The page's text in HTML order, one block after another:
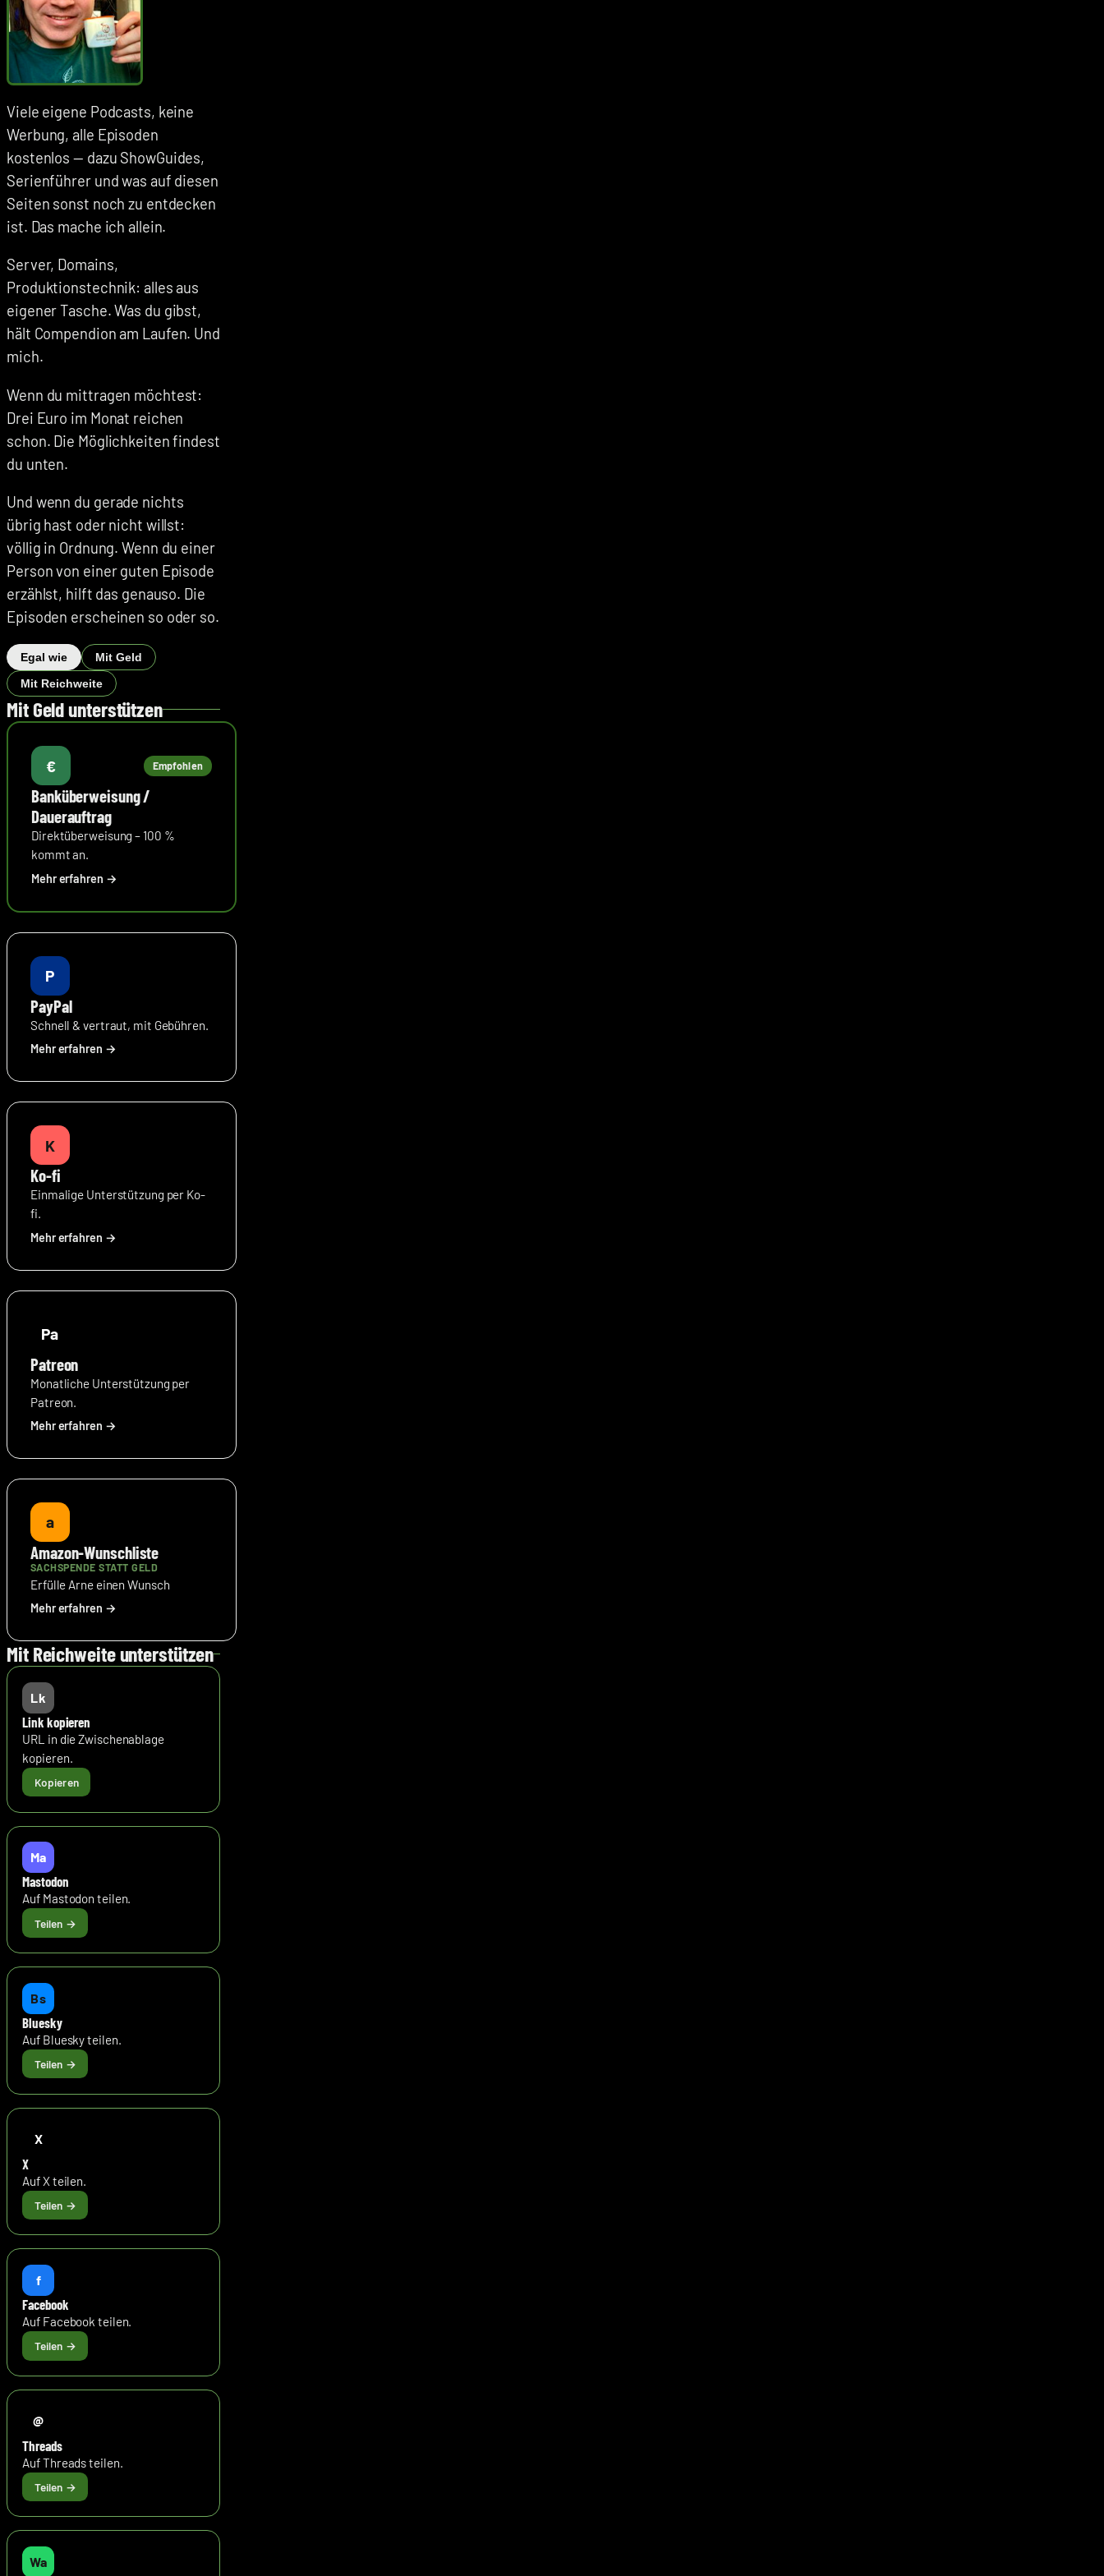
Viele eigene Podcasts, keine
Werbung, alle Episoden
kostenlos — dazu ShowGuides,
Serienführer und was auf diesen
Seiten sonst noch zu entdecken
ist. Das mache ich allein.
Server, Domains,
Produktionstechnik: alles aus
eigener Tasche. Was du gibst,
hält Compendion am Laufen. Und
mich.
Wenn du mittragen möchtest:
Drei Euro im Monat reichen
schon. Die Möglichkeiten findest
du unten.
Und wenn du gerade nichts
übrig hast oder nicht willst:
völlig in Ordnung. Wenn du einer
Person von einer guten Episode
erzählst, hilft das genauso. Die
Episoden erscheinen so oder so.
Egal wie Mit Geld
Mit Reichweite
Mit Geld unterstützen
€ Empfohlen
Banküberweisung /
Dauerauftrag
Direktüberweisung – 100 %
kommt an.
P
PayPal
Schnell & vertraut, mit Gebühren.
K
Ko-fi
Einmalige Unterstützung per Ko-
fi.
Pa
Patreon
Monatliche Unterstützung per
Patreon.
a
Amazon-Wunschliste
SACHSPENDE STATT GELD
Erfülle Arne einen Wunsch
Mit Reichweite unterstützen
Lk
Link kopieren
URL in die Zwischenablage
kopieren.
Ma
Mastodon
Auf Mastodon teilen.
Bs
Bluesky
Auf Bluesky teilen.
X
X
Auf X teilen.
f
Facebook
Auf Facebook teilen.
@
Threads
Auf Threads teilen.
Wa